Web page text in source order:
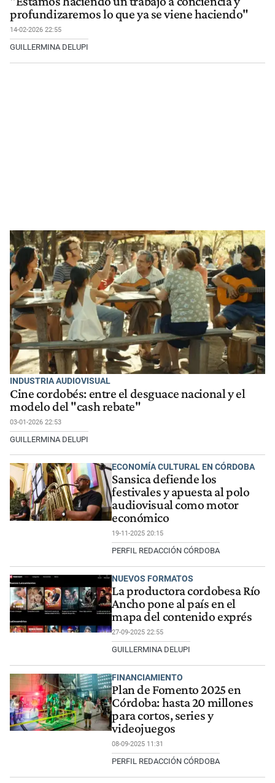
profundizaremos lo que ya se viene haciendo"
14-02-2026 22:55
GUILLERMINA DELUPI
INDUSTRIA AUDIOVISUAL
Cine cordobés: entre el desguace nacional y el
modelo del "cash rebate"
03-01-2026 22:53
GUILLERMINA DELUPI
ECONOMÍA CULTURAL EN CÓRDOBA
Sansica defiende los
festivales y apuesta al polo
audiovisual como motor
económico
19-11-2025 20:15
PERFIL REDACCIÓN CÓRDOBA
NUEVOS FORMATOS
La productora cordobesa Río
Ancho pone al país en el
mapa del contenido exprés
27-09-2025 22:55
GUILLERMINA DELUPI
FINANCIAMIENTO
Plan de Fomento 2025 en
Córdoba: hasta 20 millones
para cortos, series y
videojuegos
08-09-2025 11:31
PERFIL REDACCIÓN CÓRDOBA